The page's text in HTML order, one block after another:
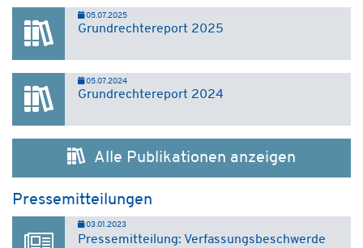
05.07.2025
Grundrechtereport 2025
05.07.2024
Grundrechtereport 2024
Alle Publikationen anzeigen
Pressemitteilungen
03.01.2023
Pressemitteilung: Verfassungsbeschwerde